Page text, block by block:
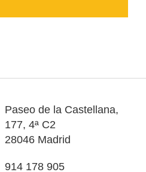
Paseo de la Castellana,
177, 4ª C2
28046 Madrid
914 178 905